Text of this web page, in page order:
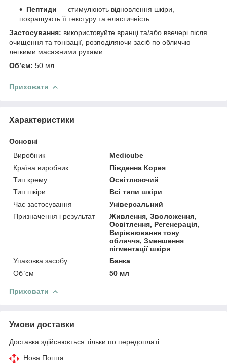
Пептиди — стимулюють відновлення шкіри,
покращують її текстуру та еластичність
Застосування: використовуйте вранці та/або ввечері після
очищення та тонізації, розподіляючи засіб по обличчю
легкими масажними рухами.
Обʼєм: 50 мл.
Приховати
Характеристики
Основні
Виробник
Medicube
Країна виробник
Південна Корея
Тип крему
Освітлюючий
Тип шкіри
Всі типи шкіри
Час застосування
Універсальний
Призначення і результат
Живлення, Зволоження,
Освітлення, Регенерація,
Вирівнювання тону
обличчя, Зменшення
пігментації шкіри
Упаковка засобу
Банка
Об`єм
50 мл
Приховати
Умови доставки
Доставка здійснюється тільки по передоплаті.
Нова Пошта